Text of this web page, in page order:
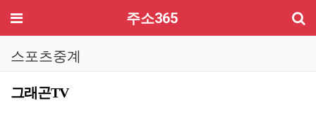
메뉴 주소365
스포츠중계
그래곤TV